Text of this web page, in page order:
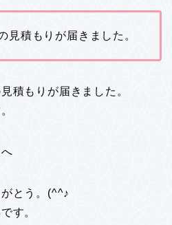
見積もりが届きました。
積もりが届きました。
とう。(^^♪
す。